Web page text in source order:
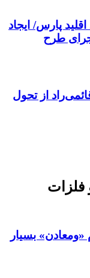
اقلید پارس/ ایجاد
از تحول
فلزات
بسیار